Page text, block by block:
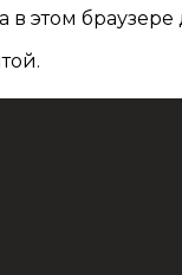
в этом